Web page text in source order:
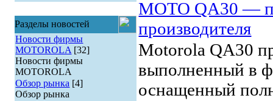
Разделы новостей
Новости фирмы
MOTOROLA [32]
Новости фирмы
MOTOROLA
Обзор рынка [4]
Обзор рынка
MOTO QA30 —
производителя
Motorola QA30
выполненный в
оснащенный